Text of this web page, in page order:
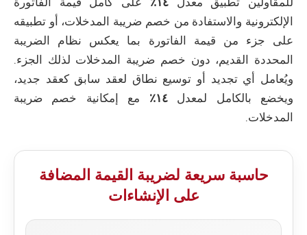
الإلكترونية والاستفادة من خصم ضريبة المدخلات، أو تطبيقه
على جزء من قيمة الفاتورة بما يعكس نظام الضريبة
المحددة القديم، دون خصم ضريبة المدخلات لذلك الجزء.
ويُعامل أي تجديد أو توسيع نطاق لعقد سابق كعقد جديد،
ويخضع بالكامل لمعدل١٤٪
مع إمكانية خصم ضريبة
المدخلات.
حاسبة سريعة لضريبة القيمة المضافة
على الإنشاءات